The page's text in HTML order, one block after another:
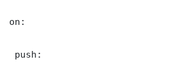
on:
push: